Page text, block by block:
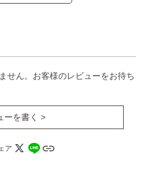
せん。お客様のレビューをお待ち
ーを書く >
ア